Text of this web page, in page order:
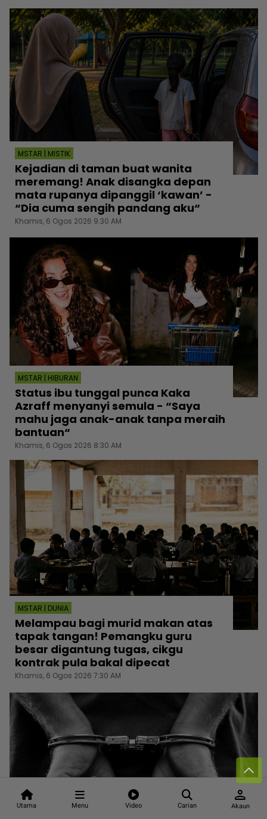
Utama Menu Video Carian
person
Akaun
MSTAR | MISTIK
Kejadian di taman buat wanita
meremang! Anak disangka depan
mata rupanya dipanggil ‘kawan’ -
“Dia cuma sengih pandang aku“
Khamis, 6 Ogos 2026 9:30 AM
MSTAR | HIBURAN
Status ibu tunggal punca Kaka
Azraff menyanyi semula - “Saya
mahu jaga anak-anak tanpa meraih
bantuan“
Khamis, 6 Ogos 2026 8:30 AM
MSTAR | DUNIA
Melampau bagi murid makan atas
tapak tangan! Pemangku guru
besar digantung tugas, cikgu
kontrak pula bakal dipecat
Khamis, 6 Ogos 2026 7:30 AM